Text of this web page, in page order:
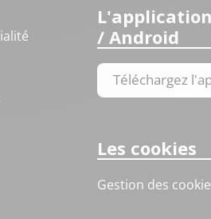
/ Android
Téléchargez
Les cookies
Gestion des